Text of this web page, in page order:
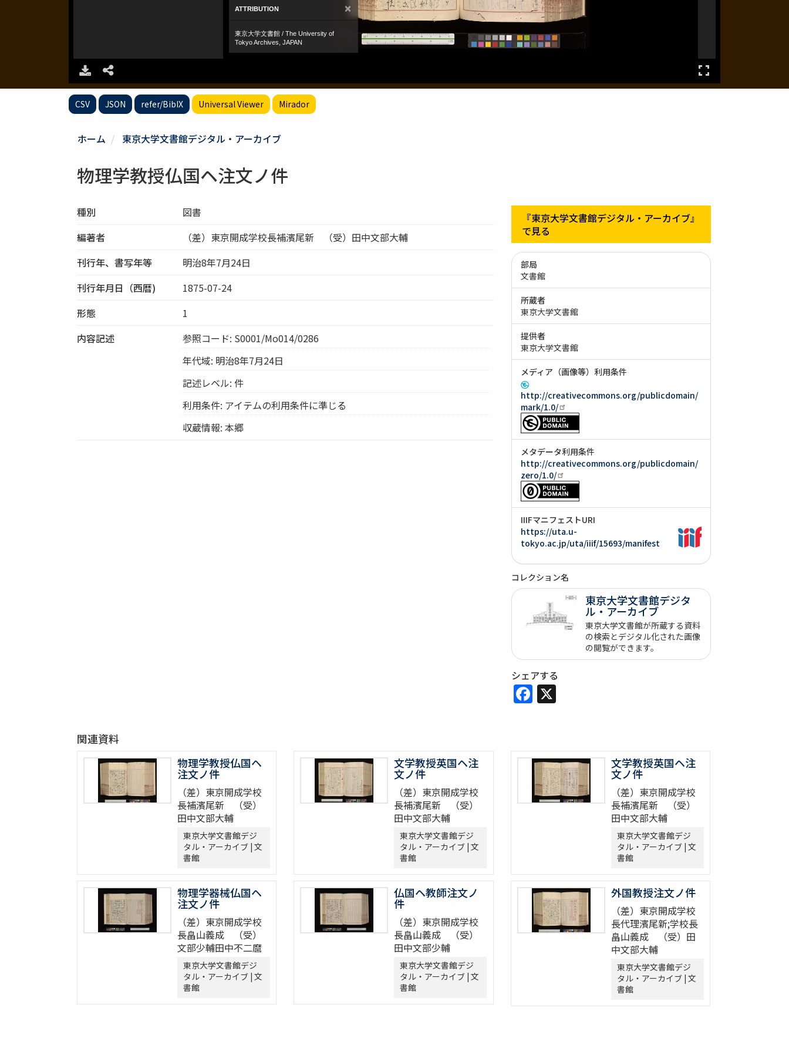
CSV JSON refer/BibIX Universal Viewer Mirador
ホーム 東京大学文書館デジタル・アーカイブ
物理学教授仏国ヘ注文ノ件
種別
図書
編著者
（差）東京開成学校長補濱尾新 （受）田中文部大輔
刊行年、書写年等
明治8年7月24日
刊行年月日（西暦)
1875-07-24
形態
1
内容記述
参照コード: S0001/Mo014/0286
年代域: 明治8年7月24日
記述レベル: 件
利用条件: アイテムの利用条件に準じる
収蔵情報: 本郷
『東京大学文書館デジタル・アーカイブ』
で見る
部局
文書館
所蔵者
東京大学文書館
提供者
東京大学文書館
メディア（画像等）利用条件
http://creativecommons.org/publicdomain/
mark/1.0/
メタデータ利用条件
http://creativecommons.org/publicdomain/
zero/1.0/
IIIFマニフェストURI
https://uta.u-
tokyo.ac.jp/uta/iiif/15693/manifest
コレクション名
東京大学文書館デジタ
ル・アーカイブ
東京大学文書館が所蔵する資料
の検索とデジタル化された画像
の閲覧ができます。
シェアする
Facebook
X
関連資料
物理学教授仏国ヘ
注文ノ件
（差）東京開成学校
長補濱尾新 （受）
田中文部大輔
東京大学文書館デジ
タル・アーカイブ | 文
書館
文学教授英国ヘ注
文ノ件
（差）東京開成学校
長補濱尾新 （受）
田中文部大輔
東京大学文書館デジ
タル・アーカイブ | 文
書館
文学教授英国ヘ注
文ノ件
（差）東京開成学校
長補濱尾新 （受）
田中文部大輔
東京大学文書館デジ
タル・アーカイブ | 文
書館
物理学器械仏国ヘ
注文ノ件
（差）東京開成学校
長畠山義成 （受）
文部少輔田中不二麿
東京大学文書館デジ
タル・アーカイブ | 文
書館
仏国ヘ教師注文ノ
件
（差）東京開成学校
長畠山義成 （受）
田中文部少輔
東京大学文書館デジ
タル・アーカイブ | 文
書館
外国教授注文ノ件
（差）東京開成学校
長代理濱尾新;学校長
畠山義成 （受）田
中文部大輔
東京大学文書館デジ
タル・アーカイブ | 文
書館